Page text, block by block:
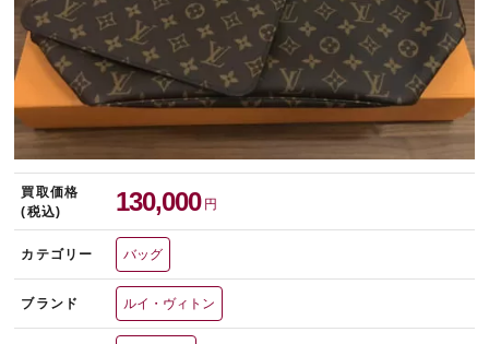
買取価格
(税込)
130,000 円
カテゴリー バッグ
ブランド ルイ・ヴィトン